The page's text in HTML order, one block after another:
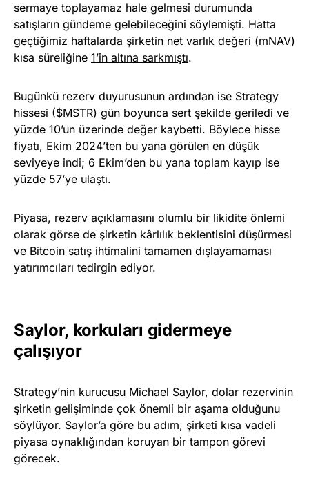
sermaye toplayamaz hale gelmesi durumunda
satışların gündeme gelebileceğini söylemişti. Hatta
geçtiğimiz haftalarda şirketin net varlık değeri (mNAV)
kısa süreliğine 1’in altına sarkmıştı.
Bugünkü rezerv duyurusunun ardından ise Strategy
hissesi ($MSTR) gün boyunca sert şekilde geriledi ve
yüzde 10’un üzerinde değer kaybetti. Böylece hisse
fiyatı, Ekim 2024’ten bu yana görülen en düşük
seviyeye indi; 6 Ekim’den bu yana toplam kayıp ise
yüzde 57’ye ulaştı.
Piyasa, rezerv açıklamasını olumlu bir likidite önlemi
olarak görse de şirketin kârlılık beklentisini düşürmesi
ve Bitcoin satış ihtimalini tamamen dışlayamaması
yatırımcıları tedirgin ediyor.
Saylor, korkuları gidermeye
çalışıyor
Strategy’nin kurucusu Michael Saylor, dolar rezervinin
şirketin gelişiminde çok önemli bir aşama olduğunu
söylüyor. Saylor’a göre bu adım, şirketi kısa vadeli
piyasa oynaklığından koruyan bir tampon görevi
görecek.